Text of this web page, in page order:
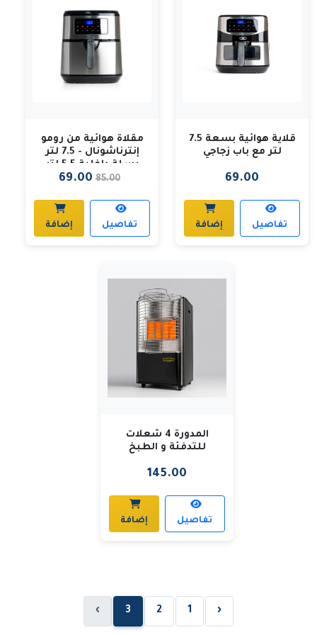
قلاية هوائية بسعة 7.5
لتر مع باب زجاجي
69.00
تفاصيل إضافة
مقلاة هوائية من رومو
إنترناشونال - 7.5 لتر
بسلة داخلية 5.5 لتر
85.00
69.00
تفاصيل إضافة
المدورة 4 شعلات
للتدفئة و الطبخ
145.00
تفاصيل إضافة
‹
1
2
3
›